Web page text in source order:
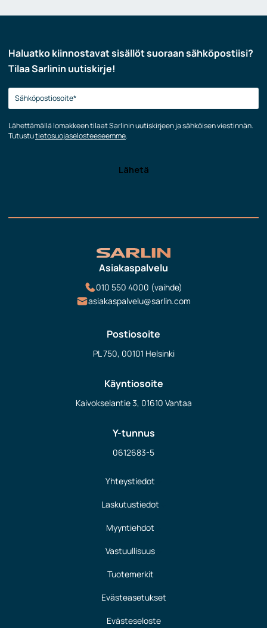
Haluatko kiinnostavat sisällöt suoraan sähköpostiisi?
Tilaa Sarlinin uutiskirje!
Lähettämällä lomakkeen tilaat Sarlinin uutiskirjeen ja sähköisen viestinnän.
Tutustutietosuojaselosteeseemme.
Asiakaspalvelu
010 550 4000 (vaihde)
asiakaspalvelu@sarlin.com
Postiosoite
PL 750, 00101 Helsinki
Käyntiosoite
Kaivokselantie 3, 01610 Vantaa
Y-tunnus
0612683-5
Yhteystiedot
Laskutustiedot
Myyntiehdot
Vastuullisuus
Tuotemerkit
Evästeasetukset
Evästeseloste